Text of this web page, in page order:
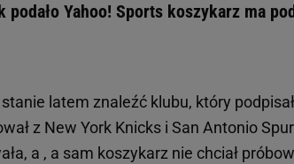
podało Yahoo! Sports koszykarz ma
latem znaleźć klubu, który
z New York Knicks i San Antonio
a , a sam koszykarz nie chciał